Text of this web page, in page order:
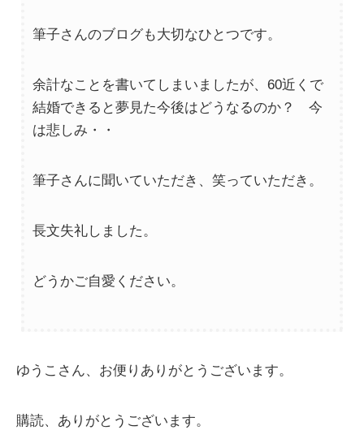
筆子さんのブログも大切なひとつです。
余計なことを書いてしまいましたが、60近くで
結婚できると夢見た今後はどうなるのか？ 今
は悲しみ・・
筆子さんに聞いていただき、笑っていただき。
長文失礼しました。
どうかご自愛ください。
ゆうこさん、お便りありがとうございます。
購読、ありがとうございます。